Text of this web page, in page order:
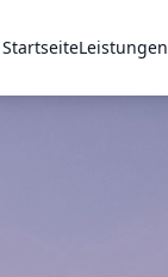
StartseiteLeistungen